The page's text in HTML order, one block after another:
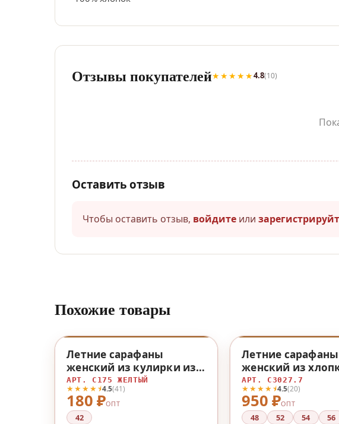
Отзывы покупателей★★★★★4.8(10)
Оставить отзыв
Чтобы оставить отзыв, войдите или
Похожие товары
180 ₽ОПТ
★★★★⯨4.5(41)
Летние сарафаны
женский из кулирки из
кулирки
АРТ. С175 ЖЕЛТЫЙ
42
950 ₽ОПТ
★★★★⯨4.5(20)
Летние сарафаны
женский из
хлопка
АРТ. С3027.7
48 52 54 56